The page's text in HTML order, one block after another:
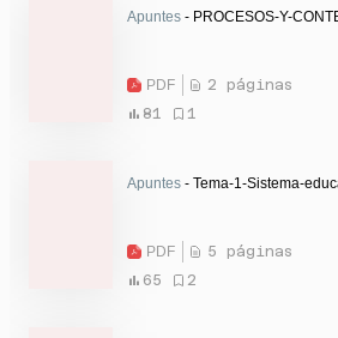
Apuntes - PROCESOS-Y-
PDF
2 páginas
81
1
Apuntes - Tema-1-Sistema-
PDF
5 páginas
65
2